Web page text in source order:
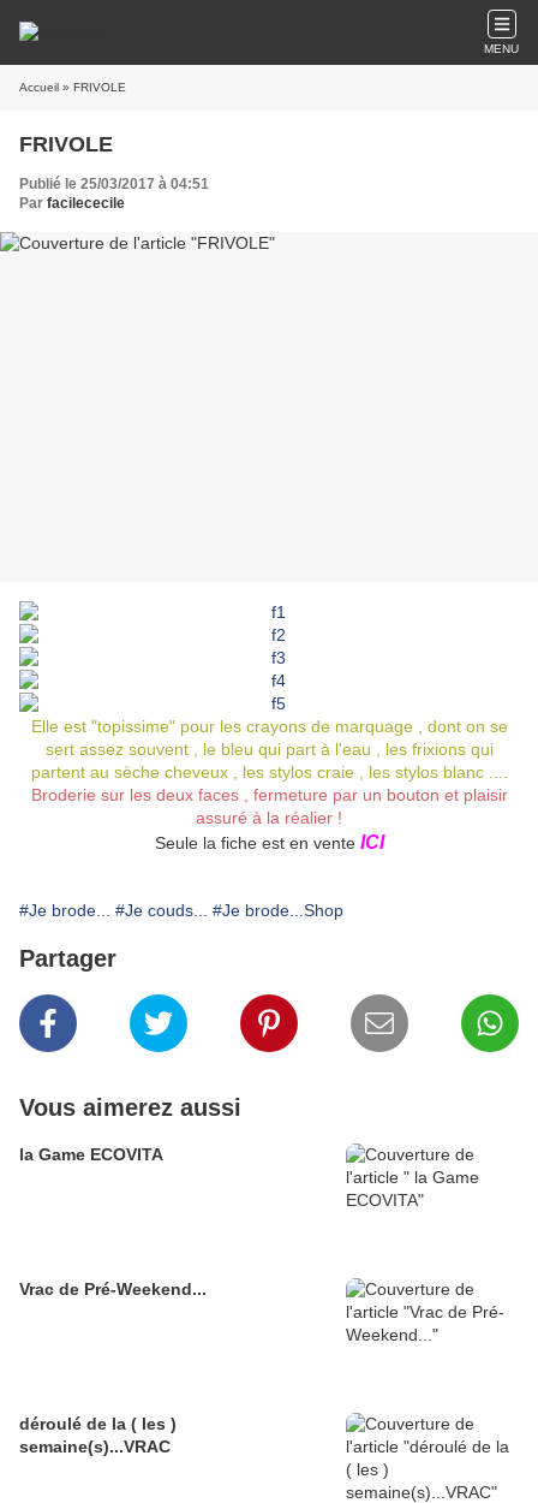
MENU
Accueil » FRIVOLE
FRIVOLE
Publié le 25/03/2017 à 04:51
Par facilececile
Elle est "topissime" pour les crayons de marquage , dont on se
sert assez souvent , le bleu qui part à l'eau , les frixions qui
partent au sèche cheveux , les stylos craie , les stylos blanc ....
Broderie sur les deux faces , fermeture par un bouton et plaisir
assuré à la réalier !
Seule la fiche est en vente ICI
#Je brode... #Je couds... #Je brode...Shop
Partager
Vous aimerez aussi
la Game ECOVITA
Vrac de Pré-Weekend...
déroulé de la ( les )
semaine(s)...VRAC